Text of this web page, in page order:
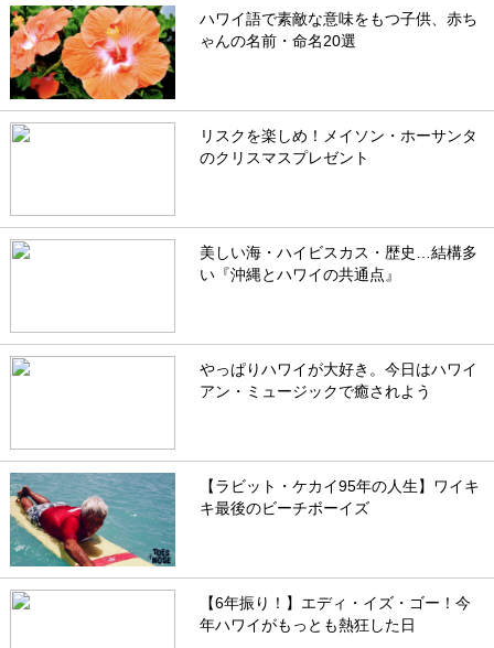
ハワイ語で素敵な意味をもつ子供、赤ち
ゃんの名前・命名20選
リスクを楽しめ！メイソン・ホーサンタ
のクリスマスプレゼント
美しい海・ハイビスカス・歴史…結構多
い『沖縄とハワイの共通点』
やっぱりハワイが大好き。今日はハワイ
アン・ミュージックで癒されよう
【ラビット・ケカイ95年の人生】ワイキ
キ最後のビーチボーイズ
【6年振り！】エディ・イズ・ゴー！今
年ハワイがもっとも熱狂した日